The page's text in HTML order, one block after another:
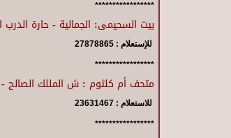
*****************
بيت السحيمى: الجمالية - حارة
للإستعلام : 27878865
****************
*
متحف أم كلثوم : ش المللك الصالح
للاستعلام : 23631467
*****************